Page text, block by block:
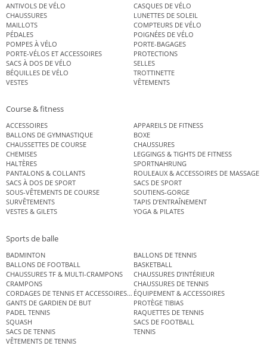
ANTIVOLS DE VÉLO
CASQUES DE VÉLO
CHAUSSURES
LUNETTES DE SOLEIL
MAILLOTS
COMPTEURS DE VÉLO
PÉDALES
POIGNÉES DE VÉLO
POMPES À VÉLO
PORTE-BAGAGES
PORTE-VÉLOS ET ACCESSOIRES
PROTECTIONS
SACS À DOS DE VÉLO
SELLES
BÉQUILLES DE VÉLO
TROTTINETTE
VESTES
VÊTEMENTS
Course & fitness
ACCESSOIRES
APPAREILS DE FITNESS
BALLONS DE GYMNASTIQUE
BOXE
CHAUSSETTES DE COURSE
CHAUSSURES
CHEMISES
LEGGINGS & TIGHTS DE FITNESS
HALTÈRES
SPORTNAHRUNG
PANTALONS & COLLANTS
ROULEAUX & ACCESSOIRES DE MASSAGE
SACS À DOS DE SPORT
SACS DE SPORT
SOUS-VÊTEMENTS DE COURSE
SOUTIENS-GORGE
SURVÊTEMENTS
TAPIS D’ENTRAÎNEMENT
VESTES & GILETS
YOGA & PILATES
Sports de balle
BADMINTON
BALLONS DE TENNIS
BALLONS DE FOOTBALL
BASKETBALL
CHAUSSURES TF & MULTI-CRAMPONS
CHAUSSURES D’INTÉRIEUR
CRAMPONS
CHAUSSURES DE TENNIS
CORDAGES DE TENNIS ET ACCESSOIRES DE TENNISÉQUIPEMENT & ACCESSOIRES
GANTS DE GARDIEN DE BUT
PROTÈGE TIBIAS
PADEL TENNIS
RAQUETTES DE TENNIS
SQUASH
SACS DE FOOTBALL
SACS DE TENNIS
TENNIS
VÊTEMENTS DE TENNIS